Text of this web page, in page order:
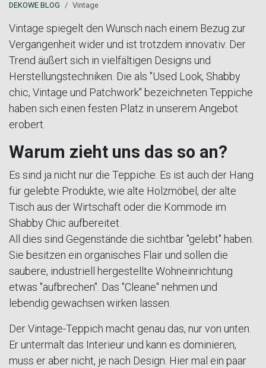
DEKOWE BLOG Vintage
Vintage spiegelt den Wunsch nach einem Bezug zur
Vergangenheit wider und ist trotzdem innovativ. Der
Trend äußert sich in vielfältigen Designs und
Herstellungstechniken. Die als "Used Look, Shabby
chic, Vintage und Patchwork" bezeichneten Teppiche
haben sich einen festen Platz in unserem Angebot
erobert.
Warum zieht uns das so an?
Es sind ja nicht nur die Teppiche. Es ist auch der Hang
für gelebte Produkte, wie alte Holzmöbel, der alte
Tisch aus der Wirtschaft oder die Kommode im
Shabby Chic aufbereitet.
All dies sind Gegenstände die sichtbar "gelebt" haben.
Sie besitzen ein organisches Flair und sollen die
saubere, industriell hergestellte Wohneinrichtung
etwas "aufbrechen". Das "Cleane" nehmen und
lebendig gewachsen wirken lassen.
Der Vintage-Teppich macht genau das, nur von unten.
Er untermalt das Interieur und kann es dominieren,
muss er aber nicht, je nach Design. Hier mal ein paar